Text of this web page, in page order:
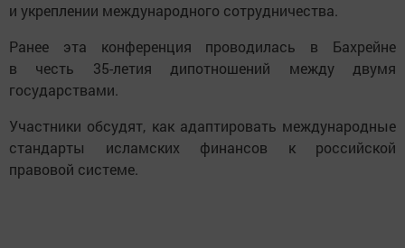
и укреплении международного сотрудничества.
Ранее эта конференция проводилась в Бахрейне
в честь 35-летия дипотношений между двумя
государствами.
Участники обсудят, как адаптировать международные
стандарты исламских финансов к российской
правовой системе.